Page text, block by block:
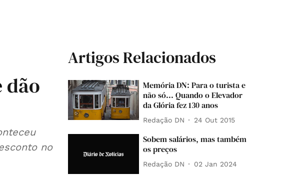
dão
no
Artigos Relacionados
Memória DN: Para o turista e
não só... Quando o Elevador
da Glória fez 130 anos
Redação DN 24 Out 2015
Sobem salários, mas também
os preços
Redação DN 02 Jan 2024